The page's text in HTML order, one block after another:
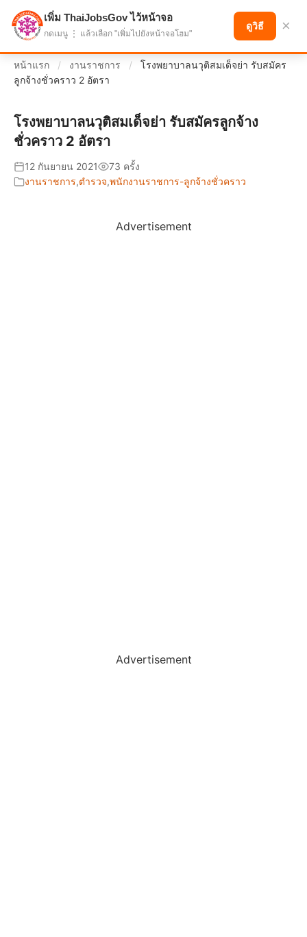
แบ่งปันโอกาส เพื่ออนาคตที่ก้าวหน้า
หน้าแรก / งานราชการ /
โรงพยาบาลนวุติสมเด็จย่า รับสมัคร
ลูกจ้างชั่วคราว 2 อัตรา
โรงพยาบาลนวุติสมเด็จย่า รับสมัครลูกจ้าง
ชั่วคราว 2 อัตรา
12 กันยายน 2021
73 ครั้ง
งานราชการ,ตำรวจ,พนักงานราชการ-ลูกจ้างชั่วคราว
Advertisement
Advertisement
เพิ่ม ThaiJobsGov ไว้หน้าจอ
กดเมนู ⋮ แล้วเลือก "เพิ่มไปยังหน้าจอโฮม"
ดูวิธี ×